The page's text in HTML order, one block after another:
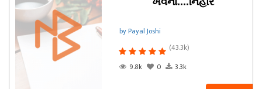
by Payal Joshi
(43.3k)
9.8k
0 3.3k